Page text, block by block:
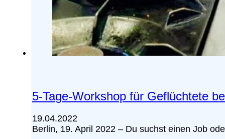
5-Tage-Workshop für Geflüchtete
19.04.2022
Berlin, 19. April 2022 – Du suchst einen Job